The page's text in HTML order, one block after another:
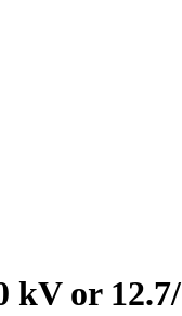
kV or